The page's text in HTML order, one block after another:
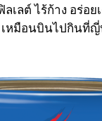
เลต์ ไร้ก้าง อร่อ
หมือนบินไปกินที่